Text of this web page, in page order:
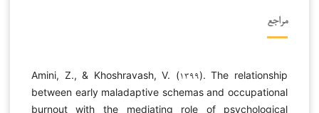
مراجع
Amini, Z., & Khoshravash, V. (۱۳۹۹). The relationship
between early maladaptive schemas and occupational
burnout with the mediating role of psychological